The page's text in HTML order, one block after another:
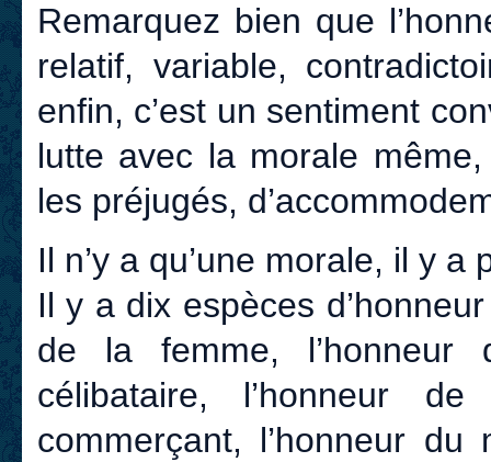
Remarquez bien que
relatif, variable,
enfin, c’est un sentiment
lutte avec la morale
les préjugés,
Il n’y a qu’une morale, il y a
Il y a dix espèces
de la femme,
célibataire, l’honneur
commerçant, l’honneur